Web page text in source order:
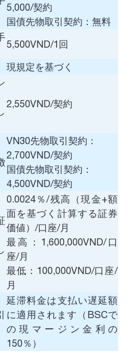
5,000/契約
国債先物取引契約：無料
5,500VND/1回
現規定を基づく
2,550VND/契約
VN30先物取引契約：
2,700VND/契約
国債先物取引契約：
4,500VND/契約
0.0024％/残高（現金+額
面を基づく計算する証券
価値）/口座/月
最高：1,600,000VND/口
座/月
最低：100,000VND/口座/
月
延滞料金は支払い遅延額
に適用されます（BSCで
の現マージン金利の
150％）